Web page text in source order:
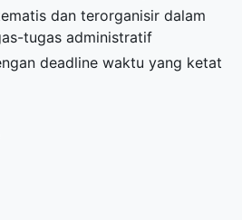
dan terorganisir dalam
tugas administratif
deadline waktu yang ketat